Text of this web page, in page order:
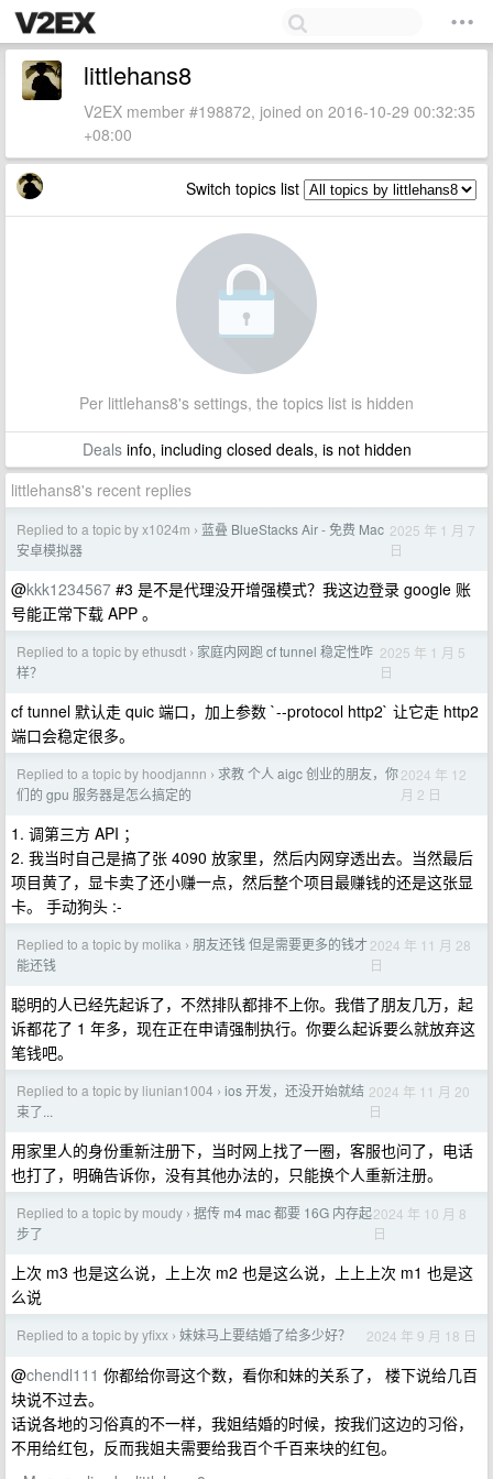
littlehans8
V2EX member #198872, joined on 2016-10-29 00:32:35
+08:00
Switch topics list
Per littlehans8's settings, the topics list is hidden
Dealsinfo, including closed deals, is not hidden
littlehans8's recent replies
Replied to a topic by x1024m › 蓝叠 BlueStacks Air - 免费 Mac
安卓模拟器
2025 年 1 月 7
日
@kkk1234567 #3 是不是代理没开增强模式？我这边登录 google 账
号能正常下载 APP 。
Replied to a topic by ethusdt › 家庭内网跑 cf tunnel 稳定性咋
样？
2025 年 1 月 5
日
cf tunnel 默认走 quic 端口，加上参数 `--protocol http2` 让它走 http2
端口会稳定很多。
Replied to a topic by hoodjannn › 求教 个人 aigc 创业的朋友，你
们的 gpu 服务器是怎么搞定的
2024 年 12
月 2 日
1. 调第三方 API ；
2. 我当时自己是搞了张 4090 放家里，然后内网穿透出去。当然最后
项目黄了，显卡卖了还小赚一点，然后整个项目最赚钱的还是这张显
卡。 手动狗头 :-
Replied to a topic by molika › 朋友还钱 但是需要更多的钱才
能还钱
2024 年 11 月 28
日
聪明的人已经先起诉了，不然排队都排不上你。我借了朋友几万，起
诉都花了 1 年多，现在正在申请强制执行。你要么起诉要么就放弃这
笔钱吧。
Replied to a topic by liunian1004 › ios 开发，还没开始就结
束了...
2024 年 11 月 20
日
用家里人的身份重新注册下，当时网上找了一圈，客服也问了，电话
也打了，明确告诉你，没有其他办法的，只能换个人重新注册。
Replied to a topic by moudy › 据传 m4 mac 都要 16G 内存起
步了
2024 年 10 月 8
日
上次 m3 也是这么说，上上次 m2 也是这么说，上上上次 m1 也是这
么说
Replied to a topic by yfixx › 妹妹马上要结婚了给多少好？ 2024 年 9 月 18 日
@chendl111 你都给你哥这个数，看你和妹的关系了， 楼下说给几百
块说不过去。
话说各地的习俗真的不一样，我姐结婚的时候，按我们这边的习俗，
不用给红包，反而我姐夫需要给我百个千百来块的红包。